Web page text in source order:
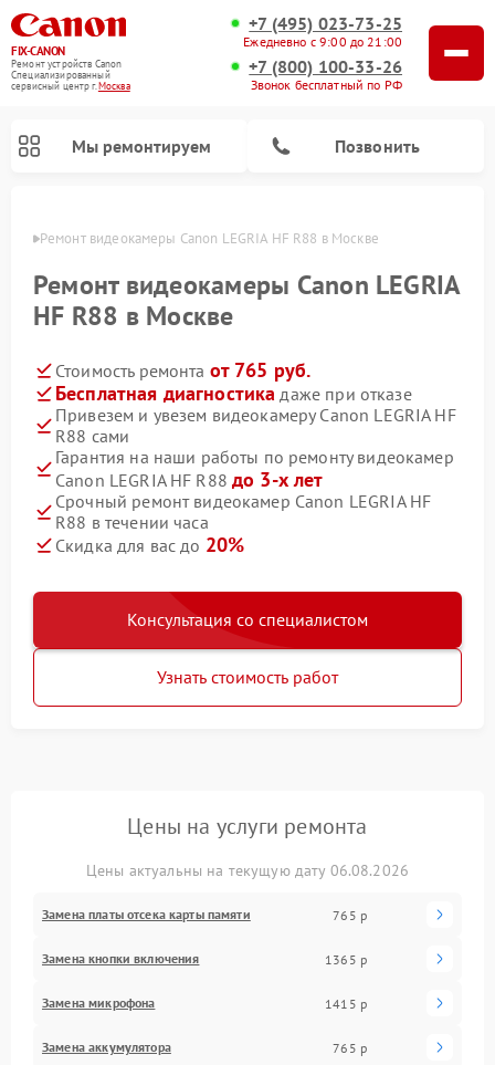
FIX-CANON
Ремонт устройств Canon
Специализированный
cервисный центр г.Москва
+7 (495) 023-73-25
Ежедневно с 9:00 до 21:00
+7 (800) 100-33-26
Звонок бесплатный по РФ
Мы ремонтируем Позвонить
Ремонт видеокамеры Canon LEGRIA HF R88 в Москве
Ремонт видеокамеры Canon LEGRIA
HF R88 в Москве
Стоимость ремонта от 765 руб.
Бесплатная диагностика даже при отказе
Привезем и увезем видеокамеру Canon LEGRIA HF
R88 сами
Гарантия на наши работы по ремонту видеокамер
Canon LEGRIA HF R88 до 3-х лет
Срочный ремонт видеокамер Canon LEGRIA HF
R88 в течении часа
Скидка для вас до 20%
Консультация со специалистом
Узнать стоимость работ
Цены на услуги ремонта
Цены актуальны на текущую дату 06.08.2026
Замена платы отсека карты памяти 765 р
Замена кнопки включения 1365 р
Замена микрофона 1415 р
Замена аккумулятора 765 р